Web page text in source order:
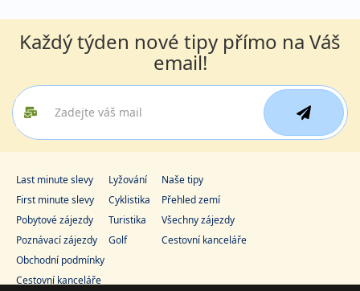
Každý týden nové tipy přímo na Váš
email!
Last minute slevy
First minute slevy
Pobytové zájezdy
Poznávací zájezdy
Lyžování
Cyklistika
Turistika
Golf
Naše tipy
Přehled zemí
Všechny zájezdy
Cestovní kanceláře
Obchodní podmínky
Cestovní kanceláře